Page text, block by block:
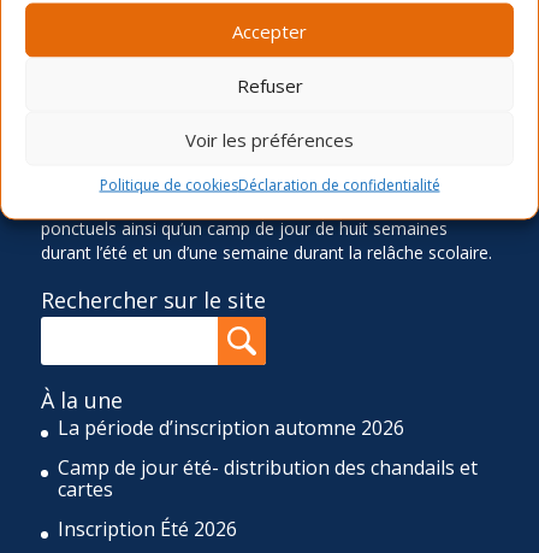
Accepter
Refuser
Voir les préférences
Politique de cookiesDéclaration de confidentialité
Ancré dans le quartier Rosemont depuis 1966, le Service
des Loisirs Angus-Bourbonnière contribue significative à
l’épanouissement et au bien-être de sa communauté en
sociocommunautaires et récréatives diversifiées,
accessibles et de qualité. Pour réaliser cette mission, le
SLAB propose quatre sessions d’activités de loisir (hiver,
ponctuels ainsi qu’un camp de jour de huit semaines
durant l’été et un d’une semaine durant la relâche scolaire.
Rechercher sur le site
À la une
La période d’inscription automne 2026
Camp de jour été- distribution des chandails et
cartes
Inscription Été 2026